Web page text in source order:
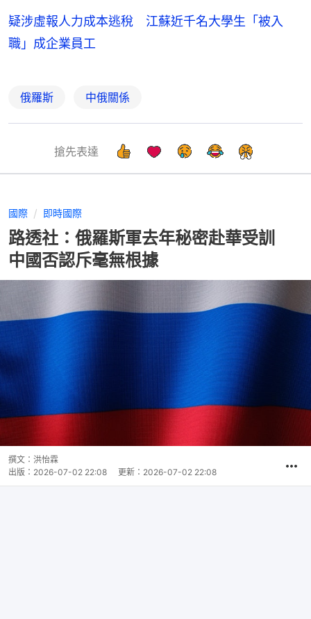
疑涉虛報人力成本逃稅 江蘇近千名大學生「被入
職」成企業員工
俄羅斯 中俄關係
搶先表達
國際 即時國際
路透社：俄羅斯軍去年秘密赴華受訓
中國否認斥毫無根據
撰文： 洪怡霖
出版： 2026-07-02 22:08 更新： 2026-07-02 22:08